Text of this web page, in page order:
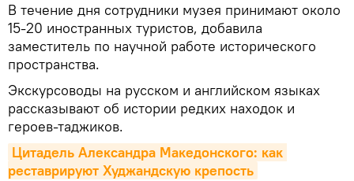
В течение дня сотрудники музея принимают около
15-20 иностранных туристов, добавила
заместитель по научной работе исторического
пространства.
Экскурсоводы на русском и английском языках
рассказывают об истории редких находок и
героев-таджиков.
Цитадель Александра Македонского: как
реставрируют Худжандскую крепость